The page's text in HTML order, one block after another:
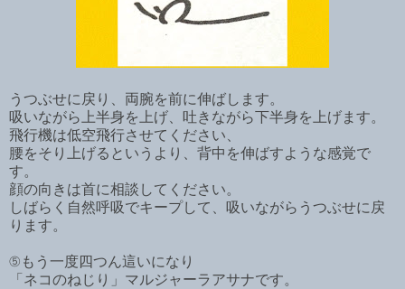
うつぶせに戻り、両腕を前に伸ばします。
吸いながら上半身を上げ、吐きながら下半身を上げます。
飛行機は低空飛行させてください、
腰をそり上げるというより、背中を伸ばすような感覚で
す。
顔の向きは首に相談してください。
しばらく自然呼吸でキープして、吸いながらうつぶせに戻
ります。
⑤もう一度四つん這いになり
「ネコのねじり」マルジャーラアサナです。